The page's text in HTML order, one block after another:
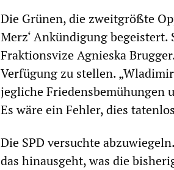
Die Grünen, die zweitgrößte
Merz‘ Ankündigung
Fraktionsvize Agnieska
Verfügung zu stellen.
jegliche Friedensbemühungen
Es wäre ein Fehler, dies
Die SPD versuchte
das hinausgeht, was die